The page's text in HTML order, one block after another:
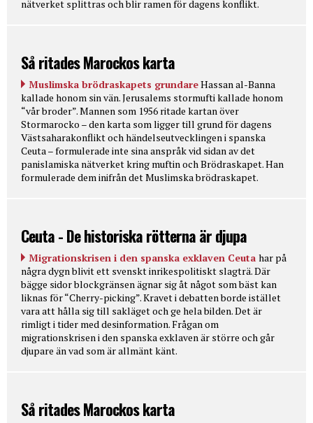
nätverket splittras och blir ramen för dagens konflikt.
Så ritades Marockos karta
Muslimska brödraskapets grundareHassan al-Banna
kallade honom sin vän. Jerusalems stormufti kallade honom
“vår broder”. Mannen som 1956 ritade kartan över
Stormarocko – den karta som ligger till grund för dagens
Västsaharakonflikt och händelseutvecklingen i spanska
Ceuta – formulerade inte sina anspråk vid sidan av det
panislamiska nätverket kring muftin och Brödraskapet. Han
formulerade dem inifrån det Muslimska brödraskapet.
Ceuta - De historiska rötterna är djupa
Migrationskrisen i den spanska exklaven Ceuta har på
några dygn blivit ett svenskt inrikespolitiskt slagträ. Där
bägge sidor blockgränsen ägnar sig åt något som bäst kan
liknas för “Cherry-picking”. Kravet i debatten borde istället
vara att hålla sig till sakläget och ge hela bilden. Det är
rimligt i tider med desinformation. Frågan om
migrationskrisen i den spanska exklaven är större och går
djupare än vad som är allmänt känt.
Så ritades Marockos karta